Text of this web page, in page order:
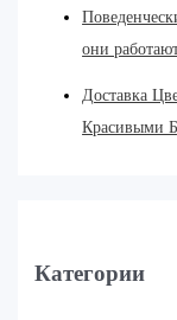
они
Доставка
Красивыми
Категории